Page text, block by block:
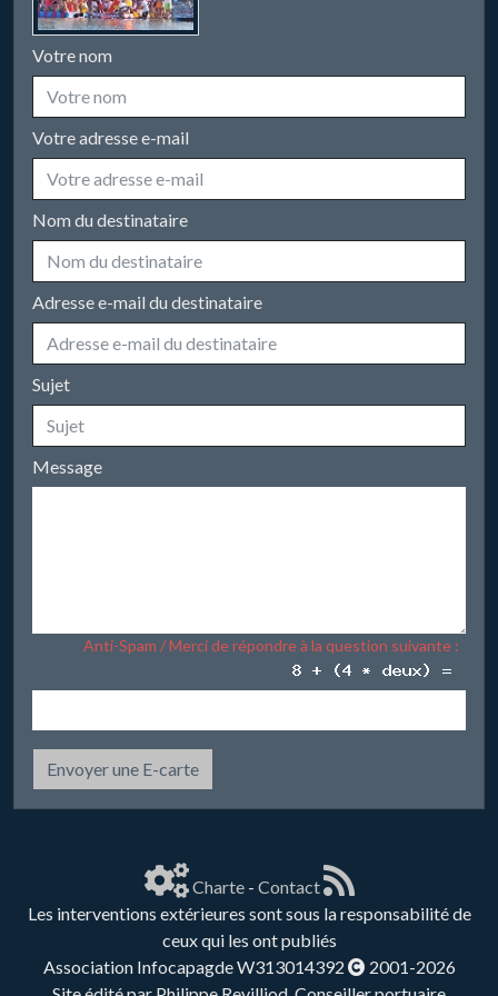
Votre nom
Votre adresse e-mail
Nom du destinataire
Adresse e-mail du destinataire
Sujet
Message
Anti-Spam / Merci de répondre à la question suivante :
Envoyer une E-carte
Charte- Contact
Les interventions extérieures sont sous la responsabilité de
ceux qui les ont publiés
Association Infocapagde W313014392
2001-2026